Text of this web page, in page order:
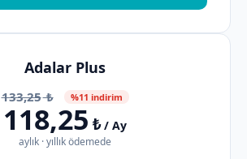
Adalar Plus
133,25₺ %11 indirim
118,25 ₺/ Ay
aylık · yıllık ödemede